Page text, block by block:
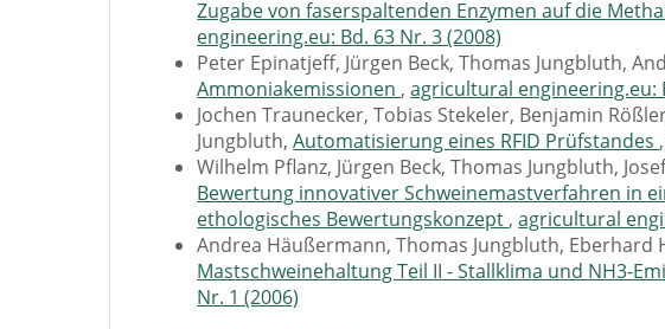
Zugabe von faserspaltenden Enzymen auf die
engineering.eu: Bd. 63 Nr. 3 (2008)
Peter Epinatjeff, Jürgen Beck, Thomas Jungbluth,
Ammoniakemissionen ,agricultural engineering.eu:
Jochen Traunecker, Tobias Stekeler, Benjamin
Jungbluth,Automatisierung eines RFID Prüfstandes
Wilhelm Pflanz, Jürgen Beck, Thomas Jungbluth,
Bewertung innovativer Schweinemastverfahren in
ethologisches Bewertungskonzept ,agricultural
Andrea Häußermann, Thomas Jungbluth, Eberhard
Mastschweinehaltung Teil II - Stallklima und NH3-
Nr. 1 (2006)